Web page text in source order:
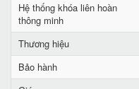
Hệ thống khóa liên hoàn
thông minh
Thương hiệu
Bảo hành